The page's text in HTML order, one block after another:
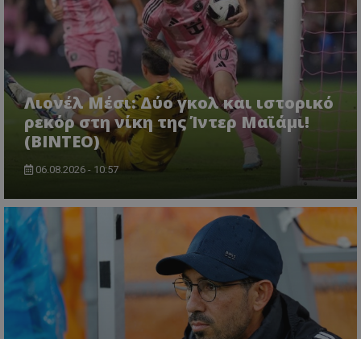
Λιονέλ Μέσι: Δύο γκολ και ιστορικό
ρεκόρ στη νίκη της Ίντερ Μαϊάμι!
(ΒΙΝΤΕΟ)
06.08.2026 - 10:57